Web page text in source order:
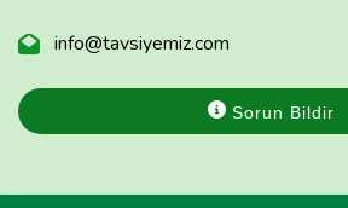
info@tavsiyemiz.com
Sorun Bildir